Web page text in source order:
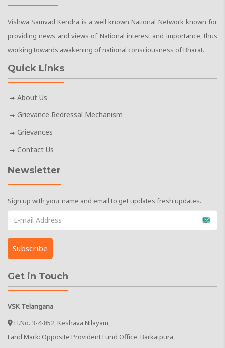
Vishwa Samvad Kendra is a well known National Network known for
providing news and views of National interest and importance, thus
working towards awakening of national consciousness of Bharat.
Quick Links
About Us
Grievance Redressal Mechanism
Grievances
Contact Us
Newsletter
Sign up with your name and email to get updates fresh updates.
Get in Touch
VSK Telangana
H.No. 3-4-852, Keshava Nilayam,
Land Mark: Opposite Provident Fund Office. Barkatpura,